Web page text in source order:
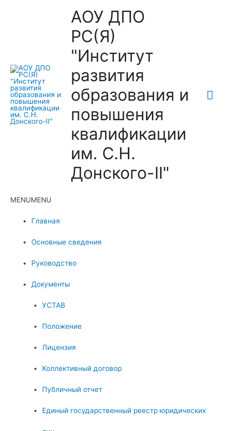
АОУ ДПО
РС(Я)
"Институт
развития
образования и
повышения
квалификации
им. С.Н.
Донского-II"
MENUMENU
Главная
Основные сведения
Руководство
Документы
УСТАВ
Положение
Лицензия
Коллективный договор
Публичный отчет
Единый государственный реестр юридических